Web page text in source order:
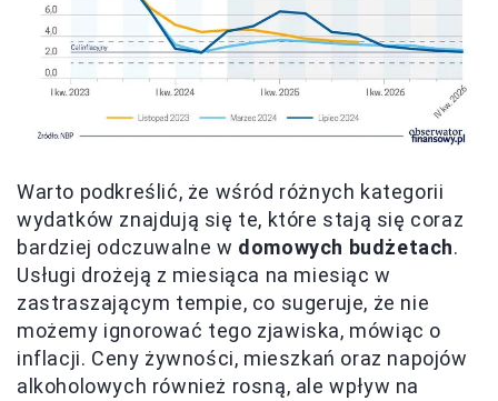
Warto podkreślić, że wśród różnych kategorii
wydatków znajdują się te, które stają się coraz
bardziej odczuwalne w domowych budżetach.
Usługi drożeją z miesiąca na miesiąc w
zastraszającym tempie, co sugeruje, że nie
możemy ignorować tego zjawiska, mówiąc o
inflacji. Ceny żywności, mieszkań oraz napojów
alkoholowych również rosną, ale wpływ na